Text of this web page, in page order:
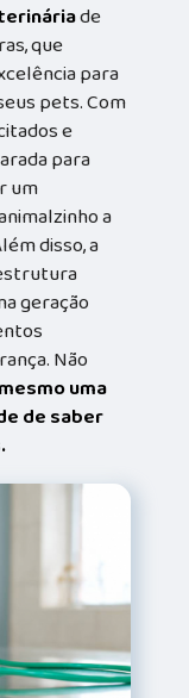
de
que
para
pets. Com
e
para
um
a
disso, a
geração
Não
uma
de saber